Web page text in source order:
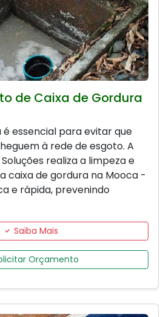
de Caixa de Gordura
é essencial para evitar que
à rede de esgoto. A
realiza a limpeza e
caixa de gordura na Mooca -
e rápida, prevenindo
Saiba Mais
Orçamento